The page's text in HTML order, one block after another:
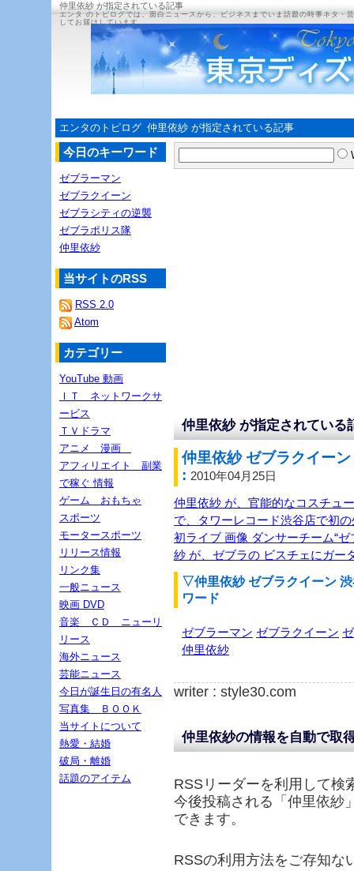
仲里依紗 が指定されている記事
エンタ のトピログでは、面白ニュースから、ビジネスまでいま話題の時事ネタ
してお届けしています。
エンタのトピログ 仲里依紗 が指定されている記事
仲里依紗 が指定されている
仲里依紗 ゼブラクイー
: 2010年04月25日
仲里依紗 が、官能的なコスチュ
で、タワーレコード渋谷店で初
初ライブ 画像 ダンサーチーム“
紗 が、ゼブラの ビスチェにガー
▽仲里依紗 ゼブラクイーン
ワード
ゼブラーマン ゼブラクイーン
仲里依紗
writer : style30.com
仲里依紗の情報を自動で取
RSSリーダーを利用して検
今後投稿される「 仲里依紗
できます。
RSSの利用方法をご存知な
今日のキーワード
ゼブラーマン
ゼブラクイーン
ゼブラシティの逆襲
ゼブラポリス隊
仲里依紗
当サイトのRSS
RSS 2.0
Atom
カテゴリー
YouTube 動画
ＩＴ ネットワークサ
ービス
ＴＶドラマ
アニメ 漫画
アフィリエイト 副業
で稼ぐ 情報
ゲーム おもちゃ
スポーツ
モータースポーツ
リリース情報
リンク集
一般ニュース
映画 DVD
音楽 ＣＤ ニューリ
リース
海外ニュース
芸能ニュース
今日が誕生日の有名人
写真集 ＢＯＯＫ
当サイトについて
熱愛・結婚
破局・離婚
話題のアイテム